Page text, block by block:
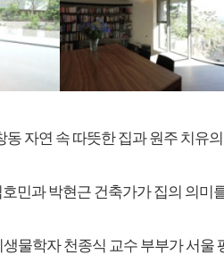
자연 속 따뜻한 집과 원주 치유
민과 박현근 건축가가 집의 의미
물학자 천종식 교수 부부가 서울